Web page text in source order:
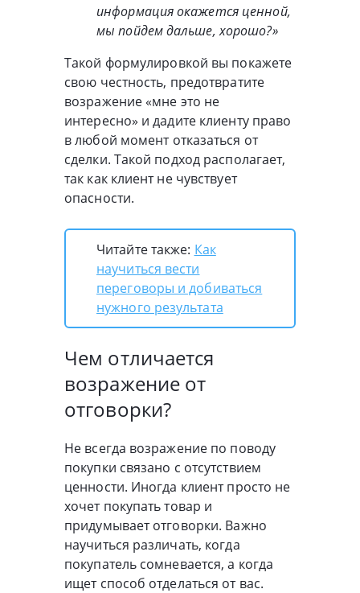
информация окажется ценной,
мы пойдем дальше, хорошо?»
Такой формулировкой вы покажете
свою честность, предотвратите
возражение «мне это не
интересно» и дадите клиенту право
в любой момент отказаться от
сделки. Такой подход располагает,
так как клиент не чувствует
опасности.
Читайте также: Как
научиться вести
переговоры и добиваться
нужного результата
Чем отличается
возражение от
отговорки?
Не всегда возражение по поводу
покупки связано с отсутствием
ценности. Иногда клиент просто не
хочет покупать товар и
придумывает отговорки. Важно
научиться различать, когда
покупатель сомневается, а когда
ищет способ отделаться от вас.